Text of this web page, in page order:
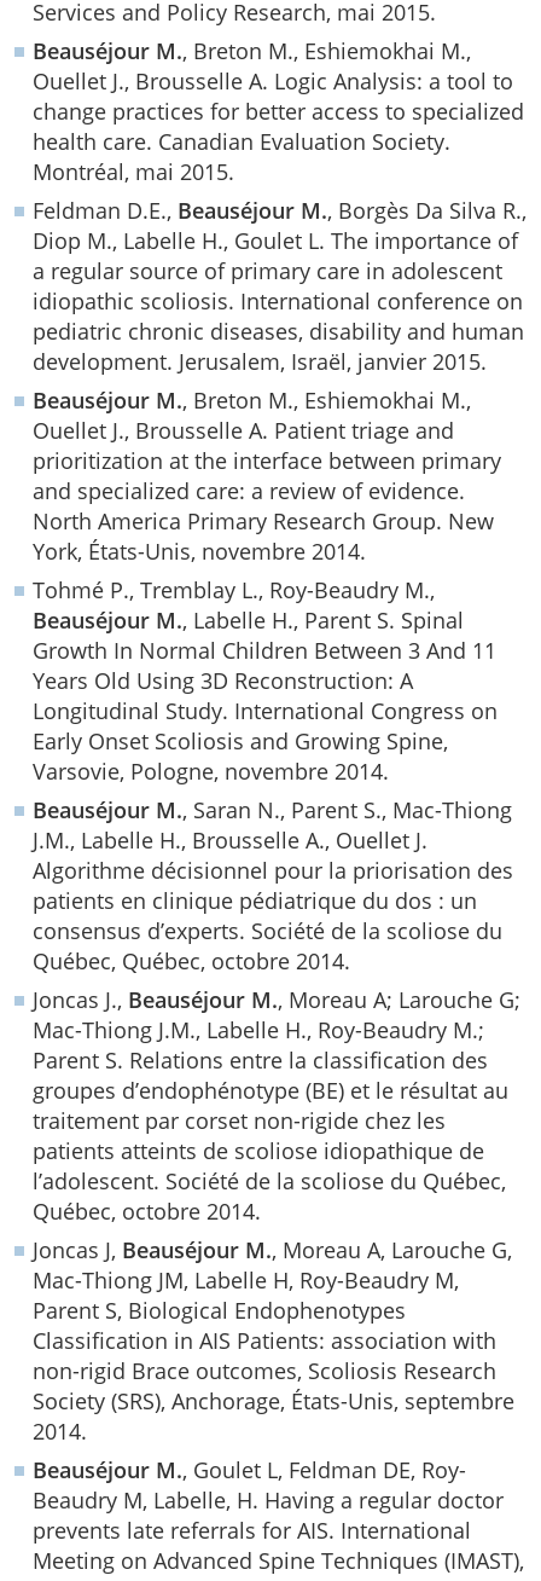
Services and Policy Research, mai 2015.
Beauséjour M., Breton M., Eshiemokhai M.,
Ouellet J., Brousselle A. Logic Analysis: a tool to
change practices for better access to specialized
health care. Canadian Evaluation Society.
Montréal, mai 2015.
Feldman D.E., Beauséjour M., Borgès Da Silva R.,
Diop M., Labelle H., Goulet L. The importance of
a regular source of primary care in adolescent
idiopathic scoliosis. International conference on
pediatric chronic diseases, disability and human
development. Jerusalem, Israël, janvier 2015.
Beauséjour M., Breton M., Eshiemokhai M.,
Ouellet J., Brousselle A. Patient triage and
prioritization at the interface between primary
and specialized care: a review of evidence.
North America Primary Research Group. New
York, États-Unis, novembre 2014.
Tohmé P., Tremblay L., Roy-Beaudry M.,
Beauséjour M., Labelle H., Parent S. Spinal
Growth In Normal Children Between 3 And 11
Years Old Using 3D Reconstruction: A
Longitudinal Study. International Congress on
Early Onset Scoliosis and Growing Spine,
Varsovie, Pologne, novembre 2014.
Beauséjour M., Saran N., Parent S., Mac-Thiong
J.M., Labelle H., Brousselle A., Ouellet J.
Algorithme décisionnel pour la priorisation des
patients en clinique pédiatrique du dos : un
consensus d’experts. Société de la scoliose du
Québec, Québec, octobre 2014.
Joncas J., Beauséjour M., Moreau A; Larouche G;
Mac-Thiong J.M., Labelle H., Roy-Beaudry M.;
Parent S. Relations entre la classification des
groupes d’endophénotype (BE) et le résultat au
traitement par corset non-rigide chez les
patients atteints de scoliose idiopathique de
l’adolescent. Société de la scoliose du Québec,
Québec, octobre 2014.
Joncas J, Beauséjour M., Moreau A, Larouche G,
Mac-Thiong JM, Labelle H, Roy-Beaudry M,
Parent S, Biological Endophenotypes
Classification in AIS Patients: association with
non-rigid Brace outcomes, Scoliosis Research
Society (SRS), Anchorage, États-Unis, septembre
2014.
Beauséjour M., Goulet L, Feldman DE, Roy-
Beaudry M, Labelle, H. Having a regular doctor
prevents late referrals for AIS. International
Meeting on Advanced Spine Techniques (IMAST),